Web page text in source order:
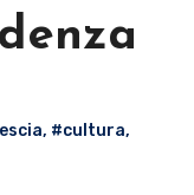
, #cultura,